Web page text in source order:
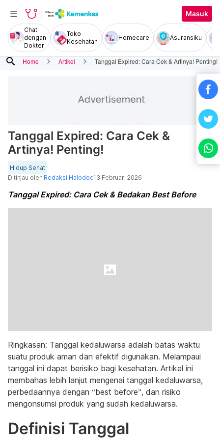
Masuk
Chat
dengan
Dokter
Toko
Kesehatan
Homecare Asuransiku
search Home Artikel Tanggal Expired: Cara Cek & Artinya! Penting!
Tanggal Expired: Cara Cek &
Artinya! Penting!
Hidup Sehat
Ditinjau oleh Redaksi Halodoc13 Februari 2026
Tanggal Expired: Cara Cek & Bedakan Best Before
Ringkasan: Tanggal kedaluwarsa adalah batas waktu
suatu produk aman dan efektif digunakan. Melampaui
tanggal ini dapat berisiko bagi kesehatan. Artikel ini
membahas lebih lanjut mengenai tanggal kedaluwarsa,
perbedaannya dengan “best before”, dan risiko
mengonsumsi produk yang sudah kedaluwarsa.
Definisi Tanggal